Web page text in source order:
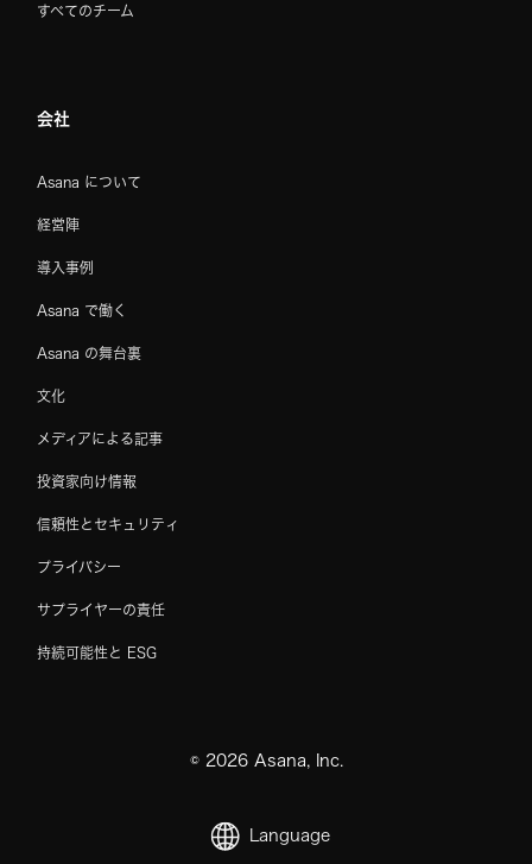
すべてのチーム
会社
Asana について
経営陣
導入事例
Asana で働く
Asana の舞台裏
文化
メディアによる記事
投資家向け情報
信頼性とセキュリティ
プライバシー
サプライヤーの責任
持続可能性と ESG
© 2026Asana, Inc.
Language